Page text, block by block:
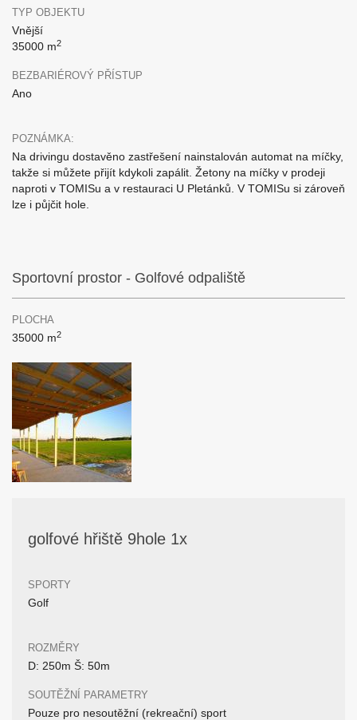
TYP OBJEKTU
Vnější
35000 m2
BEZBARIÉROVÝ PŘÍSTUP
Ano
POZNÁMKA:
Na drivingu dostavěno zastřešení nainstalován automat na míčky,
takže si můžete přijít kdykoli zapálit. Žetony na míčky v prodeji
naproti v TOMISu a v restauraci U Pletánků. V TOMISu si zároveň
lze i půjčit hole.
Sportovní prostor - Golfové odpaliště
PLOCHA
35000 m2
golfové hřiště 9hole 1x
SPORTY
Golf
ROZMĚRY
D: 250m Š: 50m
SOUTĚŽNÍ PARAMETRY
Pouze pro nesoutěžní (rekreační) sport